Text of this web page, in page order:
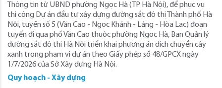
Thông tin từ UBND phường Ngọc Hà (TP Hà Nội), để phục vụ
thi công Dự án đầu tư xây dựng đường sắt đô thị Thành phố Hà
Nội, tuyến số 5 (Văn Cao - Ngọc Khánh - Láng - Hòa Lạc) đoạn
tuyến đi qua phố Văn Cao thuộc phường Ngọc Hà, Ban Quản lý
đường sắt đô thị Hà Nội triển khai phương án dịch chuyển cây
xanh trong phạm vi dự án theo Giấy phép số 48/GPCX ngày
1/7/2026 của Sở Xây dựng Hà Nội.
Quy hoạch - Xây dựng